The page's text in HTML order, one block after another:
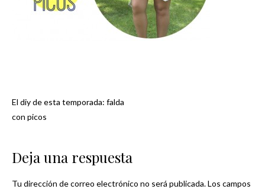
Navegación
El diy de esta temporada: falda
con picos
Deja una respuesta
Tu dirección de correo electrónico no será publicada.Los campos